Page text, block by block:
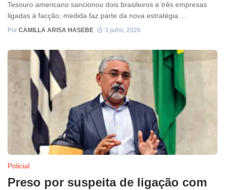
Tesouro americano sancionou dois brasileiros e três empresas
ligadas à facção; medida faz parte da nova estratégia ...
Por CAMILLA ARISA HASEBE 3 julho, 2026
Policial
Preso por suspeita de ligação com